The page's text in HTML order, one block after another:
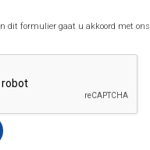
dit formulier gaat u akkoord met ons